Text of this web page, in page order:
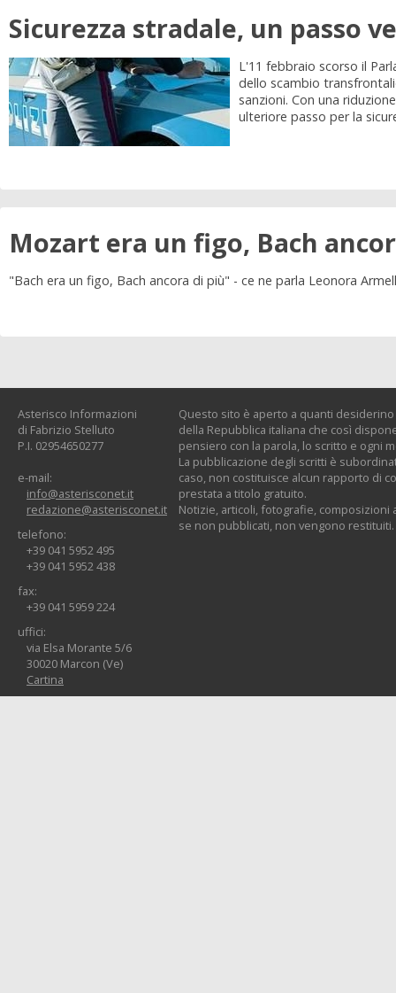
Sicurezza stradale, un passo
L'11 febbraio scorso il
dello scambio
sanzioni. Con una
ulteriore passo per la
Mozart era un figo, Bach
"Bach era un figo, Bach ancora di più" - ce ne parla Leonora
Asterisco Informazioni
di Fabrizio Stelluto
P.I. 02954650277
e-mail:
info@asterisconet.it
redazione@asterisconet.it
telefono:
+39 041 5952 495
+39 041 5952 438
fax:
+39 041 5959 224
uffici:
via Elsa Morante 5/6
30020 Marcon (Ve)
Cartina
Questo sito è aperto a quanti
della Repubblica italiana che così
pensiero con la parola, lo scritto e ogni
La pubblicazione degli scritti è
caso, non costituisce alcun rapporto di
prestata a titolo gratuito.
Notizie, articoli, fotografie, composizioni
se non pubblicati, non vengono restituiti.